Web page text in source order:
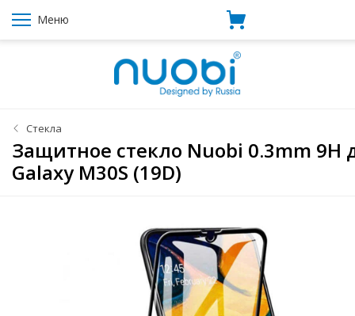
Меню
Стекла
Защитное стекло Nuobi 0.3mm 9H
Galaxy M30S (19D)